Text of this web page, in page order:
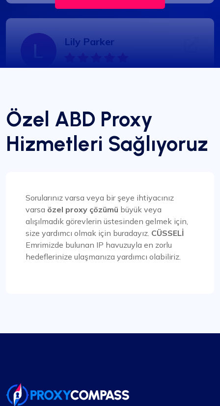
Lily Parker
fiyatlarla mükemmel hizmet sunan en iyi proxy
sağlayıcısı olarak öne çıkıyor. Vekilleri son derece
güvenilir ve güvenilir olup, adil fiyatlandırmayla
tamamlanmaktadır. Kolayca ayarlanabilen esnek
geri ödeme alabilme kolaylığı dikkat çeken bir
özelliktir.
şaşırttı. Doğru proxy paketini seçmeme yardım
etmek için gerçekten zaman harcadılar. Bu
Özel ABD Proxy
Hizmetleri Sağlıyoruz
Sorularınız varsa veya bir şeye ihtiyacınız
varsa özel proxy çözümü büyük veya
alışılmadık görevlerin üstesinden gelmek için,
size yardımcı olmak için buradayız. CÜSSELİ
Emrimizde bulunan IP havuzuyla en zorlu
hedeflerinize ulaşmanıza yardımcı olabiliriz.